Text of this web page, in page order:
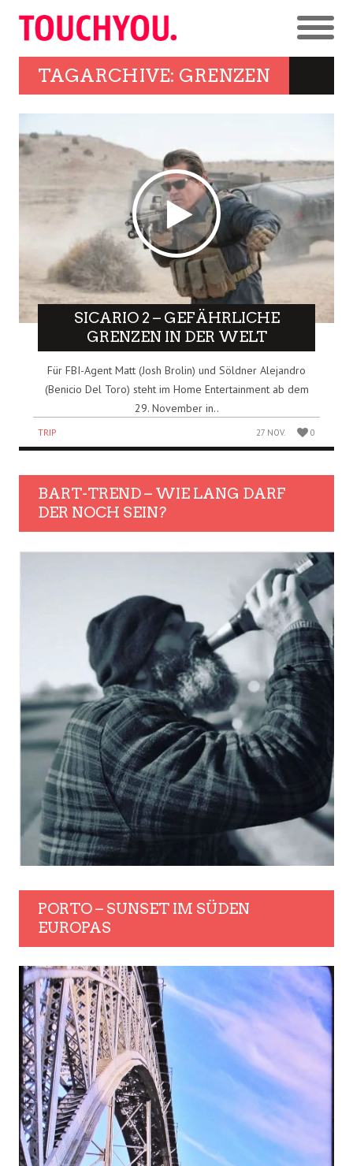
TAGARCHIVE: GRENZEN
SICARIO 2 – GEFÄHRLICHE
GRENZEN IN DER WELT
Für FBI-Agent Matt (Josh Brolin) und Söldner Alejandro
(Benicio Del Toro) steht im Home Entertainment ab dem
29. November in..
TRIP 27 NOV. 0
BART-TREND – WIE LANG DARF
DER NOCH SEIN?
PORTO – SUNSET IM SÜDEN
EUROPAS